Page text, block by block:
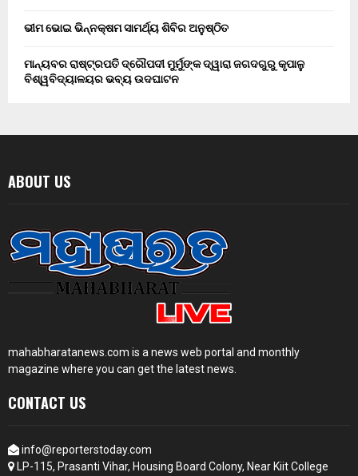
ଭୀମ ଭୋଇ ଭିନ୍ନକ୍ଷମ ସାମର୍ଥ୍ୟ ଶିବିର ଅନୁଷ୍ଠିତ
ମାନ୍ୟବର ରାଷ୍ଟ୍ରପତି ଦ୍ରୌପଦୀ ମୁର୍ମୁଙ୍କ ଦ୍ୱାରା ଜଗଦଗୁରୁ କୃପାଳୁ
ବିଶ୍ୱବିଦ୍ୟାଳୟର ଭବ୍ୟ ଉଦଘାଟନ
ABOUT US
mahabharatanews.com is a news web portal and monthly
magazine where you can get the latest news.
CONTACT US
info@reporterstoday.com
LP-115, Prasanti Vihar, Housing Board Colony, Near Kiit College